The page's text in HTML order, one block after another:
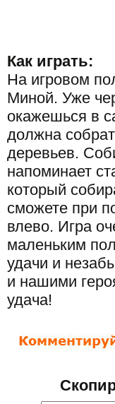
Как играть:
На игровом
Миной. Уже
окажешься в
должна
деревьев.
напоминает
который
сможете при
влево. Игра
маленьким
удачи и
и нашими
удача!